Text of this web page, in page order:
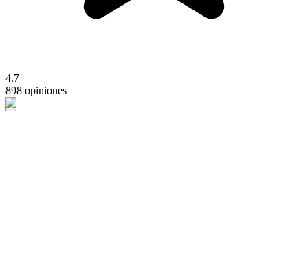
4.7
898 opiniones